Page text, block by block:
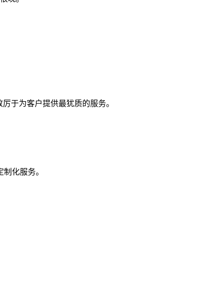
于为客户提供最犹质的服务。
化服务。